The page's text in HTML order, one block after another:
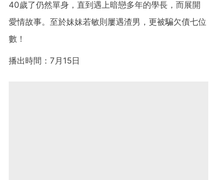
40歲了仍然單身，直到遇上暗戀多年的學長，而展開
愛情故事。至於妹妹若敏則屢遇渣男，更被騙欠債七位
數！
播出時間：7月15日